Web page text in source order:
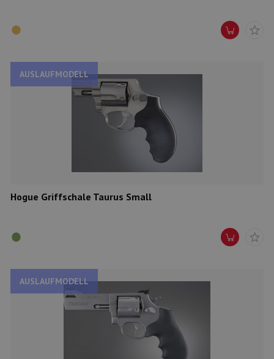
AUSLAUFMODELL
Hogue Griffschale Taurus Small
AUSLAUFMODELL